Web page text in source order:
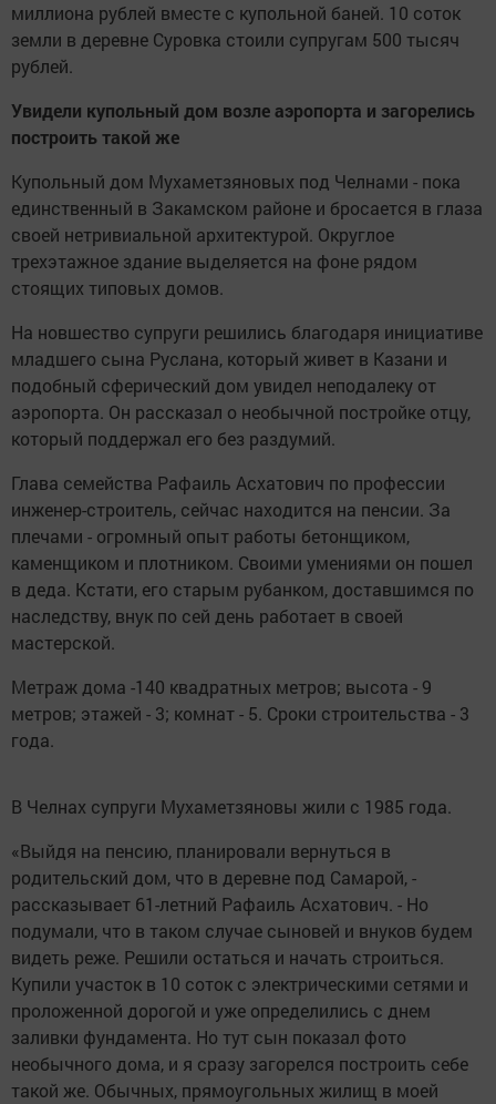
миллиона рублей вместе с купольной баней. 10 соток
земли в деревне Суровка стоили супругам 500 тысяч
рублей.
Увидели купольный дом возле аэропорта и загорелись
построить такой же
Купольный дом Мухаметзяновых под Челнами - пока
единственный в Закамском районе и бросается в глаза
своей нетривиальной архитектурой. Округлое
трехэтажное здание выделяется на фоне рядом
стоящих типовых домов.
На новшество супруги решились благодаря инициативе
младшего сына Руслана, который живет в Казани и
подобный сферический дом увидел неподалеку от
аэропорта. Он рассказал о необычной постройке отцу,
который поддержал его без раздумий.
Глава семейства Рафаиль Асхатович по профессии
инженер-строитель, сейчас находится на пенсии. За
плечами - огромный опыт работы бетонщиком,
каменщиком и плотником. Своими умениями он пошел
в деда. Кстати, его старым рубанком, доставшимся по
наследству, внук по сей день работает в своей
мастерской.
Метраж дома -140 квадратных метров; высота - 9
метров; этажей - 3; комнат - 5. Сроки строительства - 3
года.
В Челнах супруги Мухаметзяновы жили с 1985 года.
«Выйдя на пенсию, планировали вернуться в
родительский дом, что в деревне под Самарой, -
рассказывает 61-летний Рафаиль Асхатович. - Но
подумали, что в таком случае сыновей и внуков будем
видеть реже. Решили остаться и начать строиться.
Купили участок в 10 соток с электрическими сетями и
проложенной дорогой и уже определились с днем
заливки фундамента. Но тут сын показал фото
необычного дома, и я сразу загорелся построить себе
такой же. Обычных, прямоугольных жилищ в моей